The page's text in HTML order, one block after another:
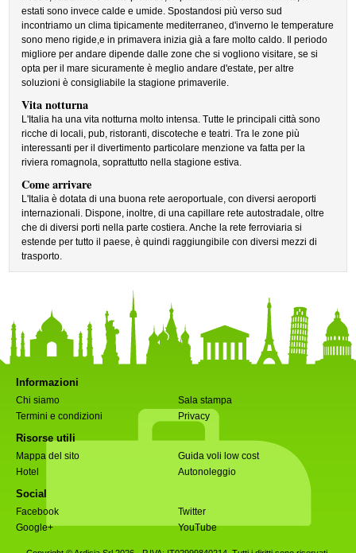
estati sono invece calde e umide. Spostandosi più verso sud
incontriamo un clima tipicamente mediterraneo, d'inverno le temperature
sono meno rigide,e in primavera inizia già a fare molto caldo. Il periodo
migliore per andare dipende dalle zone che si vogliono visitare, se si
opta per il mare sicuramente è meglio andare d'estate, per altre
soluzioni è consigliabile la stagione primaverile.
Vita notturna
L'Italia ha una vita notturna molto intensa. Tutte le principali città sono
ricche di locali, pub, ristoranti, discoteche e teatri. Tra le zone più
interessanti per il divertimento particolare menzione va fatta per la
riviera romagnola, soprattutto nella stagione estiva.
Come arrivare
L'Italia è dotata di una buona rete aeroportuale, con diversi aeroporti
internazionali. Dispone, inoltre, di una capillare rete autostradale, oltre
che di diversi porti nella parte costiera. Anche la rete ferroviaria si
estende per tutto il paese, è quindi raggiungibile con diversi mezzi di
trasporto.
Informazioni
Chi siamo
Sala stampa
Termini e condizioni
Privacy
Risorse utili
Mappa del sito
Guida voli low cost
Hotel
Autonoleggio
Social
Facebook
Twitter
Google+
YouTube